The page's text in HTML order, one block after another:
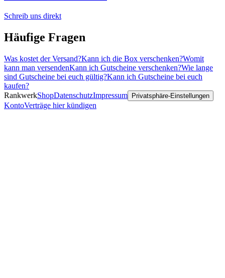
Schreib uns direkt
Häufige Fragen
Was kostet der Versand?Kann ich die Box verschenken?Womit
kann man versendenKann ich Gutscheine verschenken?Wie lange
sind Gutscheine bei euch gültig?Kann ich Gutscheine bei euch
kaufen?
RankwerkShopDatenschutzImpressum Privatsphäre-Einstellungen
KontoVerträge hier kündigen